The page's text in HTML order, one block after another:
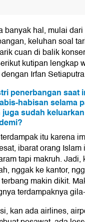
banyak hal, mulai
keluhan soal
cuan di balik
kutipan lengkap
dengan Irfan
penerbangan saat
habisan selama
sudah
itu karena
ibarat orang Islam
tapi makruh. Jadi,
nggak ke kantor,
makin dikit.
terdampaknya
kan ada airlines,